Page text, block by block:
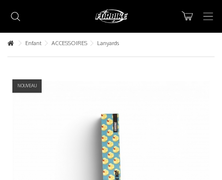
Lorem ipsum dolor sit amet
Lorem ipsum dolor sit amet, consectetur adipisicing elit, sed do
eiusmod tempor incididunt ut labore et dolore magna aliqua. Ut
enim ad minim veniam, quis nostrud exercitation ullamco laboris nisi
ut aliquip ex ea commodo consequat.
Lorem ipsum dolor sit amet
Enfant ACCESSOIRES Lanyards
NOUVEAU